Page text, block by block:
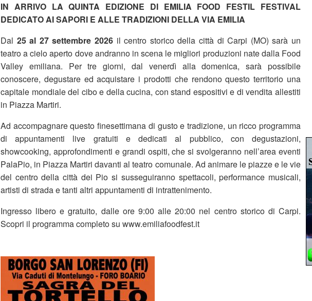
IN ARRIVO LA QUINTA EDIZIONE DI EMILIA FOOD FESTIL FESTIVAL
DEDICATO AI SAPORI E ALLE TRADIZIONI DELLA VIA EMILIA
Dal 25 al 27 settembre 2026 il centro storico della città di Carpi (MO) sarà un
teatro a cielo aperto dove andranno in scena le migliori produzioni nate dalla Food
Valley emiliana. Per tre giorni, dal venerdì alla domenica, sarà possibile
conoscere, degustare ed acquistare i prodotti che rendono questo territorio una
capitale mondiale del cibo e della cucina, con stand espositivi e di vendita allestiti
in Piazza Martiri.
Ad accompagnare questo finesettimana di gusto e tradizione, un ricco programma
di appuntamenti live gratuiti e dedicati al pubblico, con degustazioni,
showcooking, approfondimenti e grandi ospiti, che si svolgeranno nell’area eventi
PalaPio, in Piazza Martiri davanti al teatro comunale. Ad animare le piazze e le vie
del centro della città dei Pio si susseguiranno spettacoli, performance musicali,
artisti di strada e tanti altri appuntamenti di intrattenimento.
Ingresso libero e gratuito, dalle ore 9:00 alle 20:00 nel centro storico di Carpi.
Scopri il programma completo su www.emiliafoodfest.it